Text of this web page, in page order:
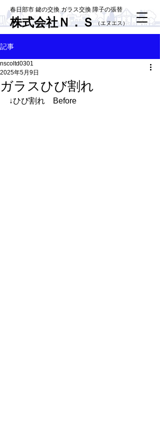
春日部市 鍵の交換 ガラス交換 障子の張替
株式会社Ｎ．Ｓ​（エヌエス）
記事
ガラスひび割れ
nscoltd0301
2025年5月9日
↓ひび割れ　Before